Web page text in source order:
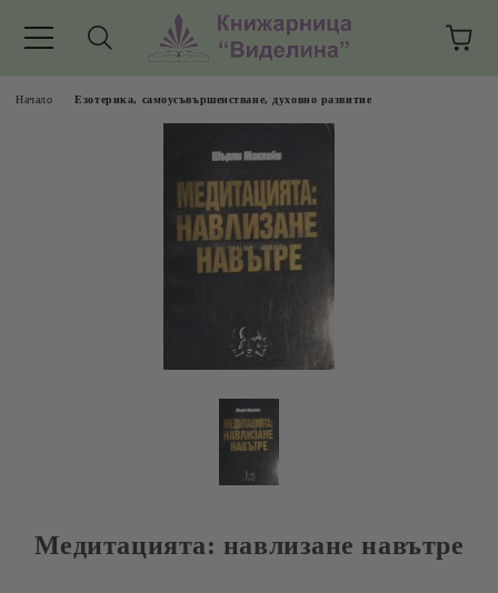
Начало Езотерика, самоусъвършенстване, духовно развитие
Медитацията: навлизане навътре